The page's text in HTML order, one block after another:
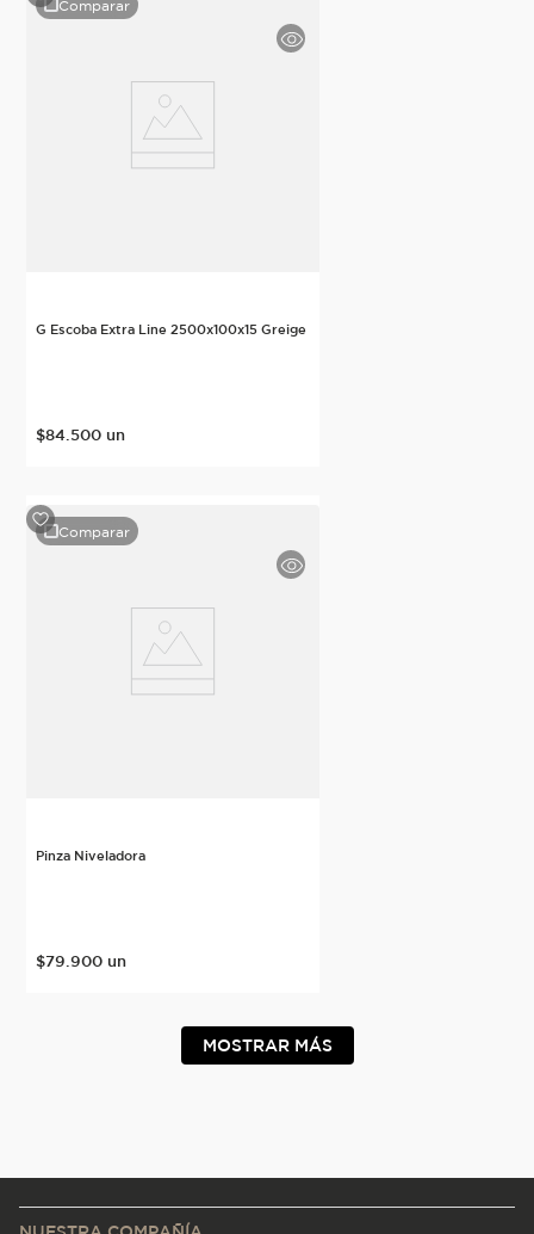
Comparar
G Escoba Extra Line 2500x100x15 Greige
$84.500 un
Comparar
Pinza Niveladora
$79.900 un
MOSTRAR MÁS